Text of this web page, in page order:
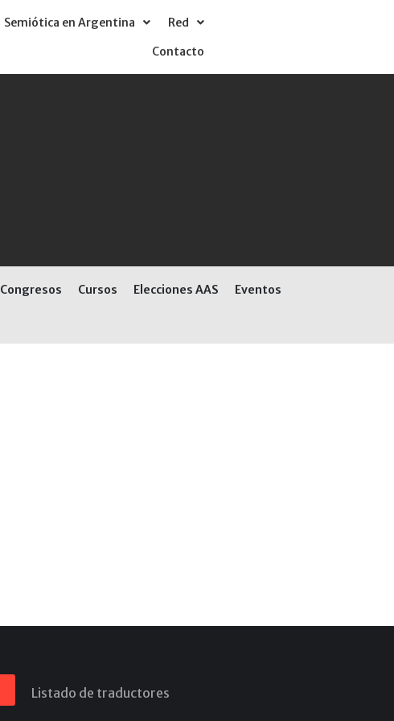
Semiótica en Argentina
Red
Contacto
Congresos Cursos Elecciones AAS Eventos
Listado de traductores